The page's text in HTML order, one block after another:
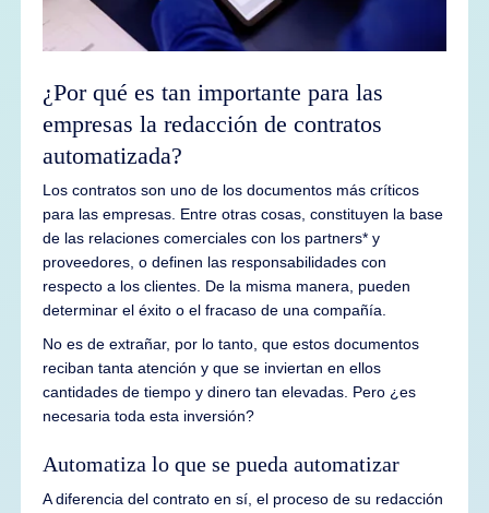
¿Por qué es tan importante para las
empresas la redacción de contratos
automatizada?
Los contratos son uno de los documentos más críticos
para las empresas. Entre otras cosas, constituyen la base
de las relaciones comerciales con los partners* y
proveedores, o definen las responsabilidades con
respecto a los clientes. De la misma manera, pueden
determinar el éxito o el fracaso de una compañía.
No es de extrañar, por lo tanto, que estos documentos
reciban tanta atención y que se inviertan en ellos
cantidades de tiempo y dinero tan elevadas. Pero ¿es
necesaria toda esta inversión?
Automatiza lo que se pueda automatizar
A diferencia del contrato en sí, el proceso de su redacción